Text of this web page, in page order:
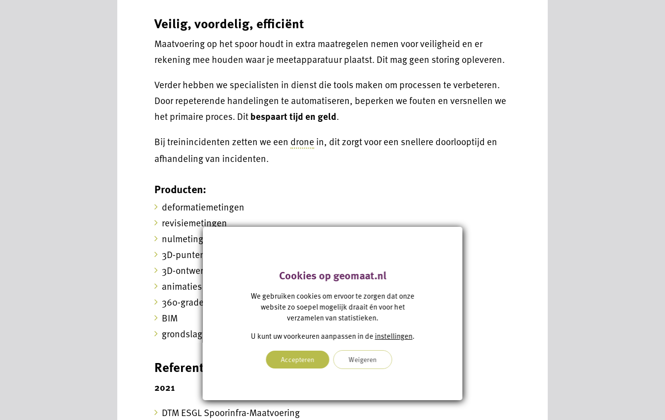
Veilig, voordelig, efficiënt
Maatvoering op het spoor houdt in extra maatregelen nemen voor veiligheid en er
rekening mee houden waar je meetapparatuur plaatst. Dit mag geen storing opleveren.
Verder hebben we specialisten in dienst die tools maken om processen te verbeteren.
Door repeterende handelingen te automatiseren, beperken we fouten en versnellen we
het primaire proces. Ditbespaart tijd en geld.
Bij treinincidenten zetten we een drone in, dit zorgt voor een snellere doorlooptijd en
afhandeling van incidenten.
Producten:
deformatiemetingen
revisiemetingen
nulmetingen
3D-puntenwolk
3D-ontwerp
animaties
360-graden fotobeelden
BIM
grondslag
Referentieprojecten
2021
DTM ESGL Spoorinfra-Maatvoering
Cookies op geomaat.nl
We gebruiken cookies om ervoor te zorgen dat onze
website zo soepel mogelijk draait én voor het
verzamelen van statistieken.
U kunt uw voorkeuren aanpassen in deinstellingen.
Accepteren Weigeren